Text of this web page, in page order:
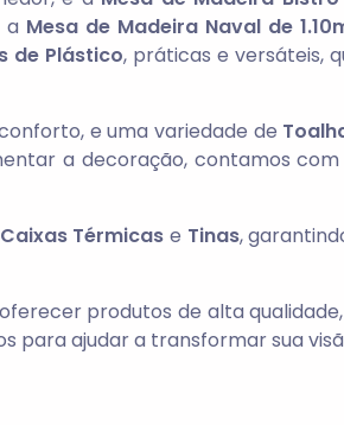
Mesa de Madeira Naval de
de Plástico, práticas e versáteis,
e uma variedade de
a decoração, contamos com
Caixas Térmicas e Tinas,
produtos de alta
para ajudar a transformar sua